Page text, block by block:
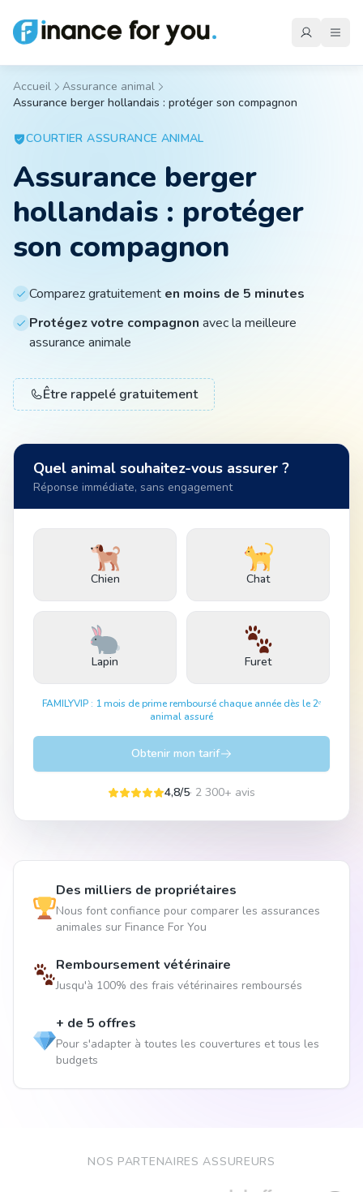
Mutuelle
Moto
Habitation
Animal
Pro
Accueil
Assurance animal
Assurance berger hollandais : protéger son compagnon
COURTIERASSURANCE ANIMAL
Assurance berger
hollandais : protéger
son compagnon
Comparez gratuitement en moins de 5 minutes
Protégez votre compagnon avec la meilleure
assurance animale
Être rappelé gratuitement
Quel animal souhaitez-vous assurer ?
Réponse immédiate, sans engagement
Chien Chat
Lapin Furet
FAMILYVIP : 1 mois de prime remboursé chaque année dès le 2ᵉ
animal assuré
Obtenir mon tarif
4,8/5· 2 300+ avis
Des milliers de propriétaires
Nous font confiance pour comparer les assurances
animales sur Finance For You
Remboursement vétérinaire
Jusqu'à 100% des frais vétérinaires remboursés
+ de 5 offres
Pour s'adapter à toutes les couvertures et tous les
budgets
NOS PARTENAIRES ASSUREURS